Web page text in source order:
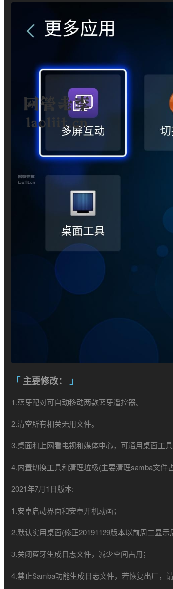
主要修改：
1.蓝牙配对可自动移动两款蓝牙遥控器。
2.清空所有相关无用文件。
3.桌面和上网看电视和媒体中心，可通用桌面工具
4.内置切换工具和清理垃极(主要清理samba文件
2021年7月1日版本:
1.安卓启动界面和安卓开机动画；
2.默认实用桌面(修正20191129版本以前周二显示
3.关闭蓝牙生成日志文件，减少空间占用；
4.禁止Samba功能生成日志文件，若恢复出厂，